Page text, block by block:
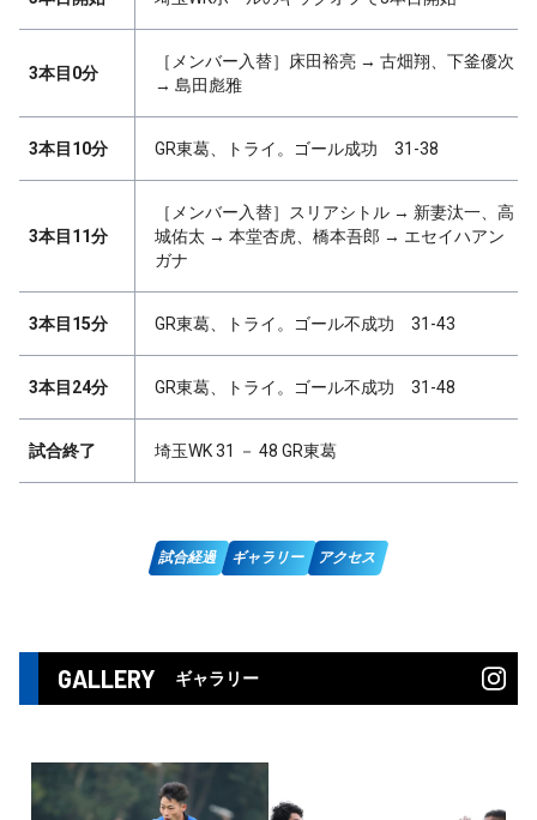
3本目0分
［メンバー入替］床田裕亮 → 古畑翔、下釜優次
→ 島田彪雅
3本目10分 GR東葛、トライ。ゴール成功 31-38
3本目11分
［メンバー入替］スリアシトル → 新妻汰一、高
城佑太 → 本堂杏虎、橋本吾郎 → エセイハアン
ガナ
3本目15分 GR東葛、トライ。ゴール不成功 31-43
3本目24分 GR東葛、トライ。ゴール不成功 31-48
試合終了 埼玉WK 31 － 48 GR東葛
試合経過 ギャラリー アクセス
GALLERY ギャラリー